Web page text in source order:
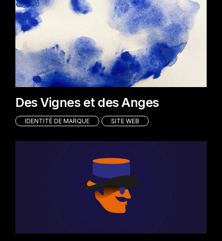
Des Vignes et des Anges
IDENTITÉ DE MARQUE SITE WEB